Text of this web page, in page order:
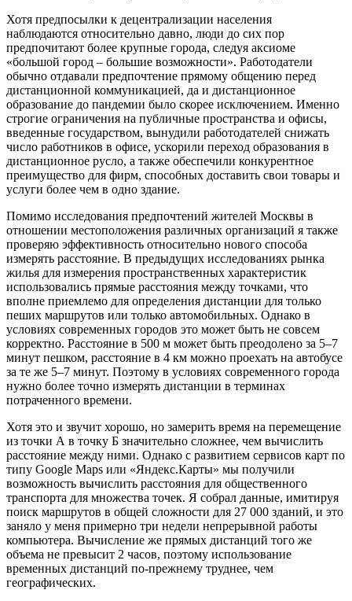
Хотя предпосылки к децентрализации населения
наблюдаются относительно давно, люди до сих пор
предпочитают более крупные города, следуя аксиоме
«большой город – большие возможности». Работодатели
обычно отдавали предпочтение прямому общению перед
дистанционной коммуникацией, да и дистанционное
образование до пандемии было скорее исключением. Именно
строгие ограничения на публичные пространства и офисы,
введенные государством, вынудили работодателей снижать
число работников в офисе, ускорили переход образования в
дистанционное русло, а также обеспечили конкурентное
преимущество для фирм, способных доставить свои товары и
услуги более чем в одно здание.
Помимо исследования предпочтений жителей Москвы в
отношении местоположения различных организаций я также
проверяю эффективность относительно нового способа
измерять расстояние. В предыдущих исследованиях рынка
жилья для измерения пространственных характеристик
использовались прямые расстояния между точками, что
вполне приемлемо для определения дистанции для только
пеших маршрутов или только автомобильных. Однако в
условиях современных городов это может быть не совсем
корректно. Расстояние в 500 м может быть преодолено за 5–7
минут пешком, расстояние в 4 км можно проехать на автобусе
за те же 5–7 минут. Поэтому в условиях современного города
нужно более точно измерять дистанции в терминах
потраченного времени.
Хотя это и звучит хорошо, но замерить время на перемещение
из точки А в точку Б значительно сложнее, чем вычислить
расстояние между ними. Однако с развитием сервисов карт по
типу Google Maps или «Яндекс.Карты» мы получили
возможность вычислить расстояния для общественного
транспорта для множества точек. Я собрал данные, имитируя
поиск маршрутов в общей сложности для 27 000 зданий, и это
заняло у меня примерно три недели непрерывной работы
компьютера. Вычисление же прямых дистанций того же
объема не превысит 2 часов, поэтому использование
временных дистанций по-прежнему труднее, чем
географических.